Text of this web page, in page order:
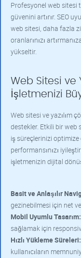
Profesyonel web sitesi
güvenini artırır. SEO
web sitesi, daha fazla
oranlarınızı
yükseltir.
Web Sitesi ve
İşletmenizi
Web sitesi ve yazılım
destekler. Etkili bir web
iş süreçlerinizi optimize
performansınızı
işletmenizin dijital
Basit ve Anlaşılır
gezinebilmesi için net
Mobil Uyumlu Tasarım:
sağlamak için
Hızlı Yükleme Süreleri:
kullanıcıların